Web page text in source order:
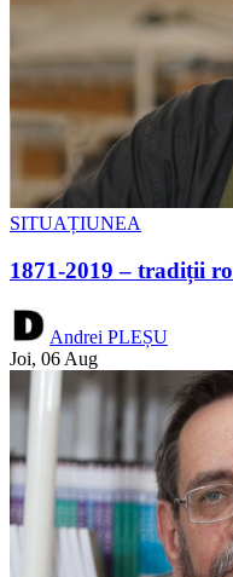
SITUAȚIUNEA
1871-2019 – tradiții
Andrei PLEȘU
Joi, 06 Aug